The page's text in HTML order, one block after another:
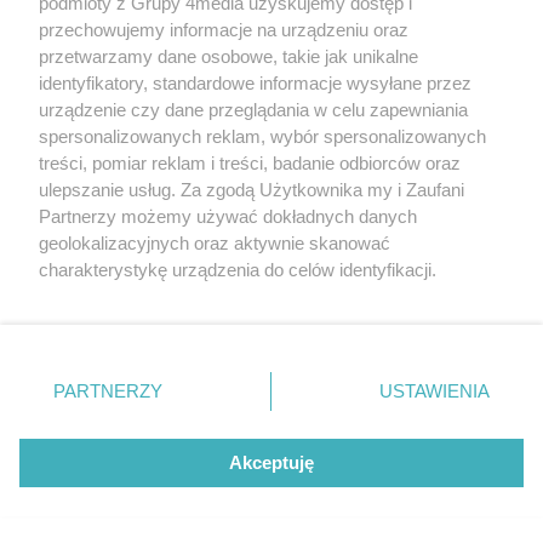
Data dodania galerii:
09.08.2026
Data dodania galerii:
09.08.2026
przechowujemy informacje na urządzeniu oraz
przetwarzamy dane osobowe, takie jak unikalne
identyfikatory, standardowe informacje wysyłane przez
urządzenie czy dane przeglądania w celu zapewniania
spersonalizowanych reklam, wybór spersonalizowanych
treści, pomiar reklam i treści, badanie odbiorców oraz
ulepszanie usług. Za zgodą Użytkownika my i Zaufani
Partnerzy możemy używać dokładnych danych
geolokalizacyjnych oraz aktywnie skanować
charakterystykę urządzenia do celów identyfikacji.
zmienić/wycofać klikając przycisk ustawień prywatności
znajdujący się w lewym dolnym rogu strony
. Niektóre
użytkownika, ale masz prawo sprzeciwić się takiemu
przetwarzaniu. Preferencje będą miały zastosowania tylko
PARTNERZY USTAWIENIA
Akceptuję